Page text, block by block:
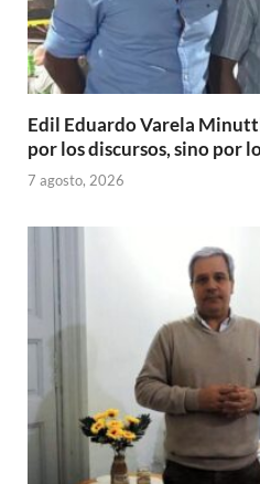
Edil Eduardo Varela
por los discursos, sino por
7 agosto, 2026